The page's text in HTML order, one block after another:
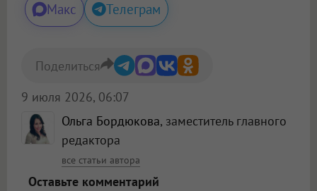
Макс Телеграм
Ольга Бордюкова, заместитель главного
редактора
все статьи автора
9 июля 2026, 06:07
Поделиться
Оставьте комментарий